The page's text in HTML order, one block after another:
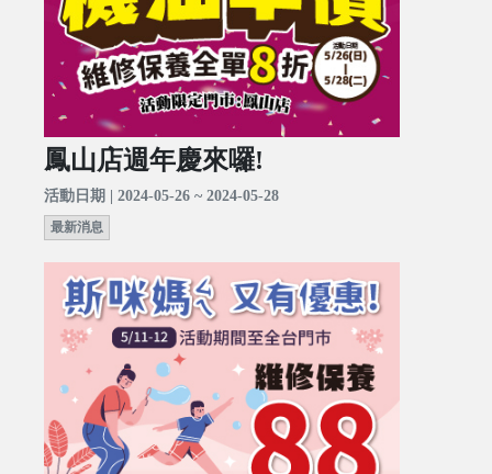
鳳山店週年慶來囉!
活動日期 | 2024-05-26 ~ 2024-05-28
最新消息